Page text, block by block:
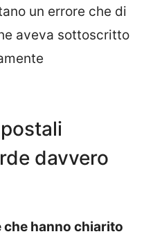
un errore che di
aveva sottoscritto
davvero
che hanno chiarito